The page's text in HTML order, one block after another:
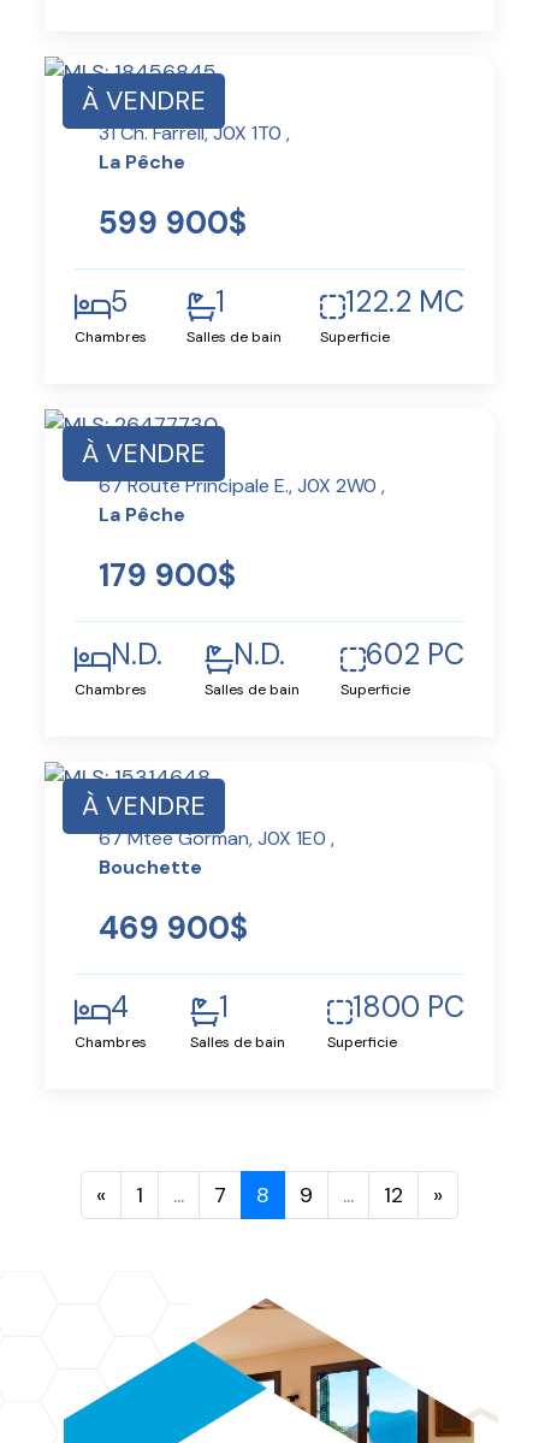
À VENDRE
31 Ch. Farrell, J0X 1T0 ,
La Pêche
599 900$
5
Chambres
1
Salles de bain
122.2 MC
Superficie
À VENDRE
67 Route Principale E., J0X 2W0 ,
La Pêche
179 900$
N.D.
Chambres
N.D.
Salles de bain
602 PC
Superficie
À VENDRE
67 Mtée Gorman, J0X 1E0 ,
Bouchette
469 900$
4
Chambres
1
Salles de bain
1800 PC
Superficie
« 1 ... 7 8 9 ... 12 »